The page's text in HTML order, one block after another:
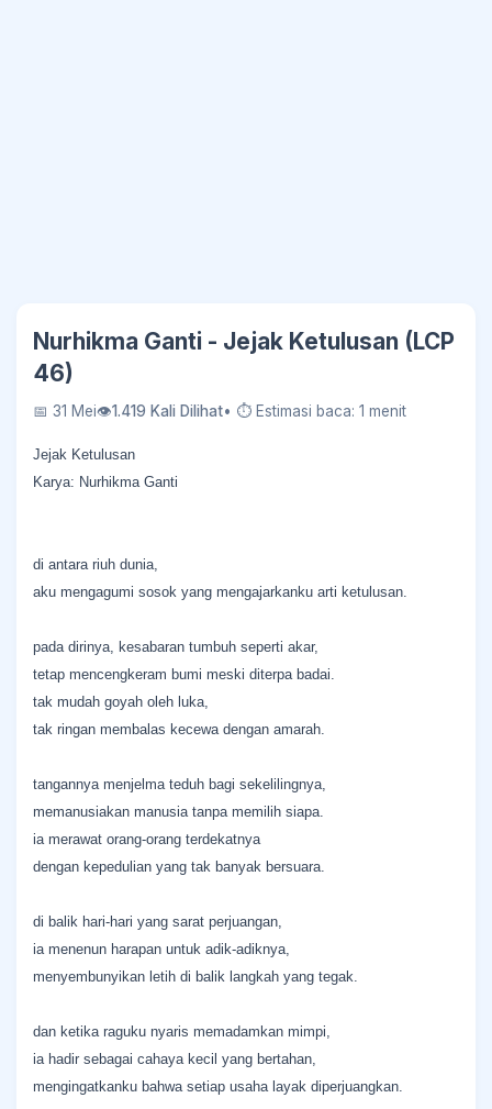
Nurhikma Ganti - Jejak Ketulusan (LCP
46)
📅 31 Mei👁1.419 Kali Dilihat• ⏱ Estimasi baca: 1 menit
Jejak Ketulusan
Karya: Nurhikma Ganti
di antara riuh dunia,
aku mengagumi sosok yang mengajarkanku arti ketulusan.
pada dirinya, kesabaran tumbuh seperti akar,
tetap mencengkeram bumi meski diterpa badai.
tak mudah goyah oleh luka,
tak ringan membalas kecewa dengan amarah.
tangannya menjelma teduh bagi sekelilingnya,
memanusiakan manusia tanpa memilih siapa.
ia merawat orang-orang terdekatnya
dengan kepedulian yang tak banyak bersuara.
di balik hari-hari yang sarat perjuangan,
ia menenun harapan untuk adik-adiknya,
menyembunyikan letih di balik langkah yang tegak.
dan ketika raguku nyaris memadamkan mimpi,
ia hadir sebagai cahaya kecil yang bertahan,
mengingatkanku bahwa setiap usaha layak diperjuangkan.